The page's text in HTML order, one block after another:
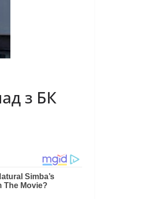
з БК